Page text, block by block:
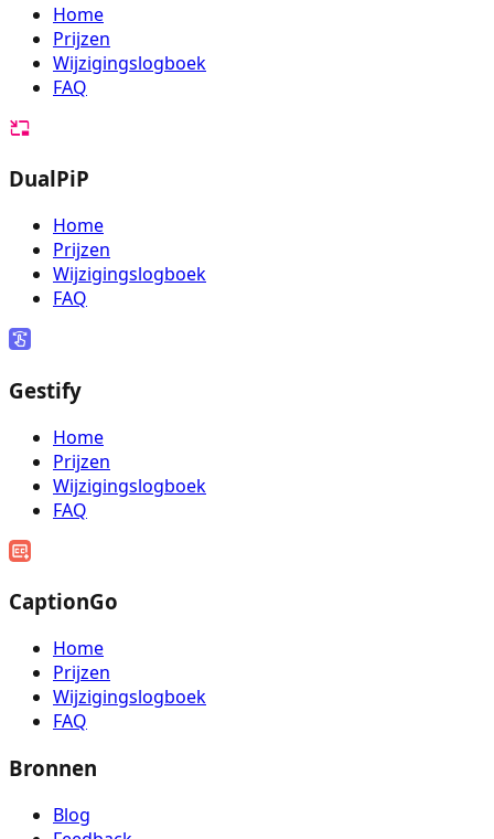
Home
Prijzen
Wijzigingslogboek
FAQ
DualPiP
Home
Prijzen
Wijzigingslogboek
FAQ
Gestify
Home
Prijzen
Wijzigingslogboek
FAQ
CaptionGo
Home
Prijzen
Wijzigingslogboek
FAQ
Bronnen
Blog